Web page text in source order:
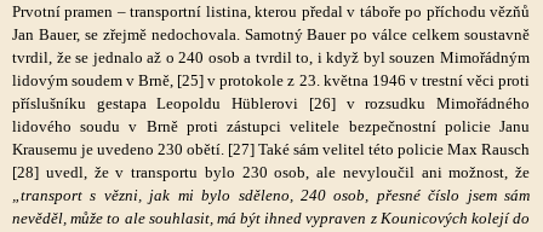
Prvotní pramen – transportní listina, kterou předal v táboře po příchodu vězňů
Jan Bauer, se zřejmě nedochovala. Samotný Bauer po válce celkem soustavně
tvrdil, že se jednalo až o 240 osob a tvrdil to, i když byl souzen Mimořádným
lidovým soudem v Brně, [25] v protokole z 23. května 1946 v trestní věci proti
příslušníku gestapa Leopoldu Hüblerovi [26] v rozsudku Mimořádného
lidového soudu v Brně proti zástupci velitele bezpečnostní policie Janu
Krausemu je uvedeno 230 obětí. [27] Také sám velitel této policie Max Rausch
[28] uvedl, že v transportu bylo 230 osob, ale nevyloučil ani možnost, že
„transport s vězni, jak mi bylo sděleno, 240 osob, přesné číslo jsem sám
nevěděl, může to ale souhlasit, má být ihned vypraven z Kounicových kolejí do